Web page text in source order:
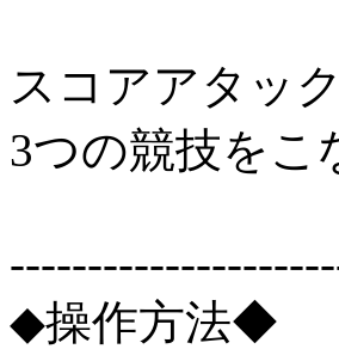
スコアアタッ
3つの競技をこ
◆操作方法◆